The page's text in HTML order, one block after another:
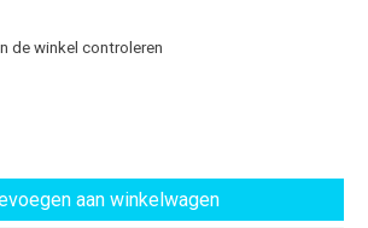
de winkel controleren
aan winkelwagen